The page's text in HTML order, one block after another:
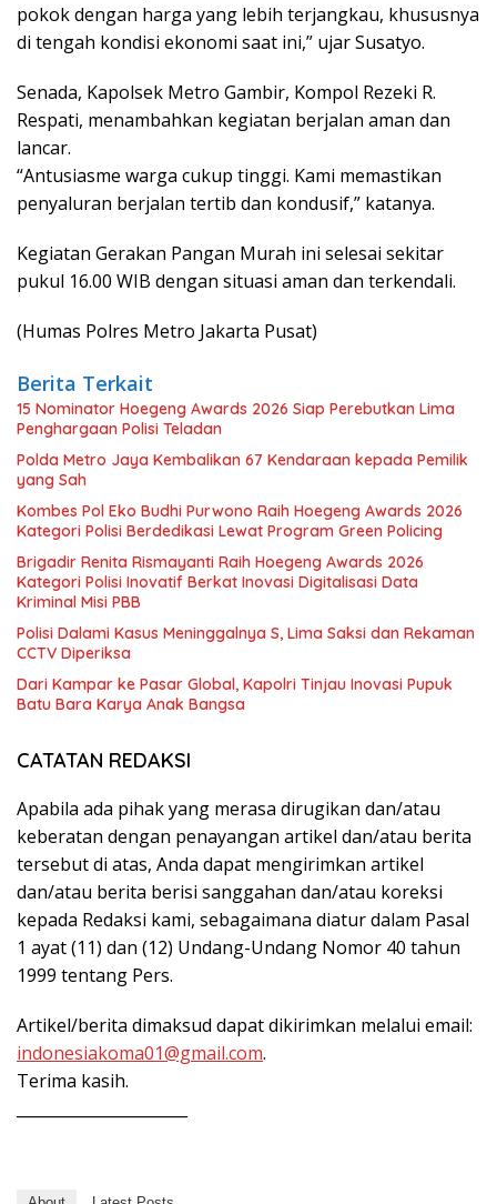
pokok dengan harga yang lebih terjangkau, khususnya
di tengah kondisi ekonomi saat ini,” ujar Susatyo.
Senada, Kapolsek Metro Gambir, Kompol Rezeki R.
Respati, menambahkan kegiatan berjalan aman dan
lancar.
“Antusiasme warga cukup tinggi. Kami memastikan
penyaluran berjalan tertib dan kondusif,” katanya.
Kegiatan Gerakan Pangan Murah ini selesai sekitar
pukul 16.00 WIB dengan situasi aman dan terkendali.
(Humas Polres Metro Jakarta Pusat)
Berita Terkait
15 Nominator Hoegeng Awards 2026 Siap Perebutkan Lima
Penghargaan Polisi Teladan
Polda Metro Jaya Kembalikan 67 Kendaraan kepada Pemilik
yang Sah
Kombes Pol Eko Budhi Purwono Raih Hoegeng Awards 2026
Kategori Polisi Berdedikasi Lewat Program Green Policing
Brigadir Renita Rismayanti Raih Hoegeng Awards 2026
Kategori Polisi Inovatif Berkat Inovasi Digitalisasi Data
Kriminal Misi PBB
Polisi Dalami Kasus Meninggalnya S, Lima Saksi dan Rekaman
CCTV Diperiksa
Dari Kampar ke Pasar Global, Kapolri Tinjau Inovasi Pupuk
Batu Bara Karya Anak Bangsa
CATATAN REDAKSI
Apabila ada pihak yang merasa dirugikan dan/atau
keberatan dengan penayangan artikel dan/atau berita
tersebut di atas, Anda dapat mengirimkan artikel
dan/atau berita berisi sanggahan dan/atau koreksi
kepada Redaksi kami, sebagaimana diatur dalam Pasal
1 ayat (11) dan (12) Undang-Undang Nomor 40 tahun
1999 tentang Pers.
Artikel/berita dimaksud dapat dikirimkan melalui email:
indonesiakoma01@gmail.com.
Terima kasih.